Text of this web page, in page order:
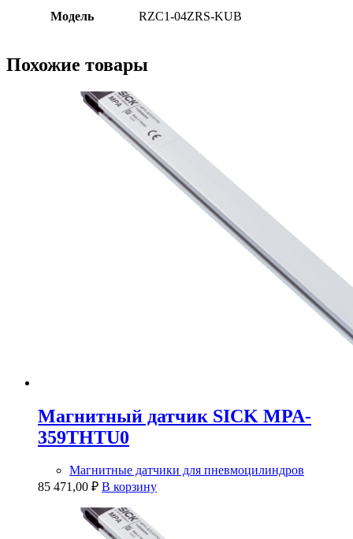
Модель RZC1-04ZRS-KUB
Похожие товары
Магнитный датчик SICK MPA-
359THTU0
Магнитные датчики для пневмоцилиндров
85 471,00 ₽ В корзину